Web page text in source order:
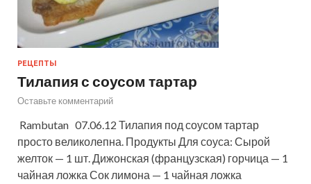
РЕЦЕПТЫ
Тилапия с соусом тартар
Оставьте комментарий
Rambutan 07.06.12 Тилапия под соусом тартар
просто великолепна. Продукты Для соуса: Сырой
желток — 1 шт. Дижонская (французская) горчица — 1
чайная ложка Сок лимона — 1 чайная ложка